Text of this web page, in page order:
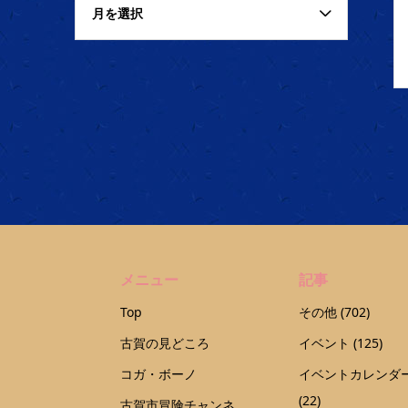
月を選択
メニュー
Top
古賀の見どころ
コガ・ボーノ
記事
その他 (702)
イベント (125)
イベントカレンダ
(22)